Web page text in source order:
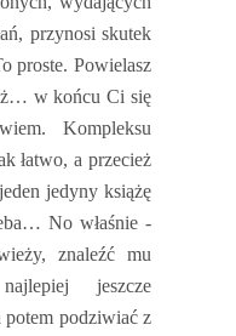
przynosi skutek
proste. Powielasz
w końcu Ci się
Kompleksu
łatwo, a przecież
jedyny książę
No właśnie -
znaleźć mu
jeszcze
potem podziwiać z